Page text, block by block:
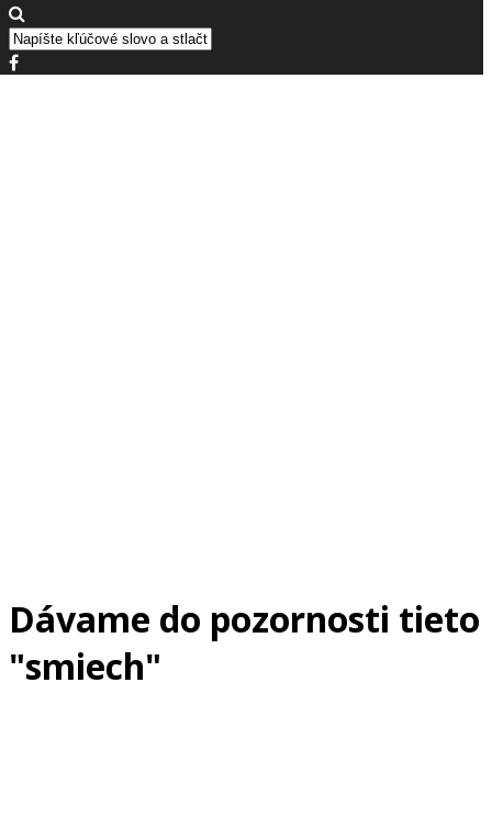
Dávame do pozornosti tieto
"smiech"